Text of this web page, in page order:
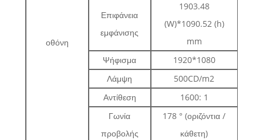
οθόνη
Επιφάνεια
εμφάνισης
1903.48
(W)*1090.52 (h)
mm
Ψήφισμα
1920*1080
Λάμψη
500CD/m2
Αντίθεση
1600: 1
Γωνία
προβολής
178 ° (οριζόντια /
κάθετη)